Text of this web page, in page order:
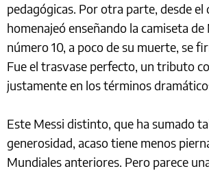
pedagógicas. Por otra parte, desde el
homenajeó enseñando la camiseta de
número 10, a poco de su muerte, se
Fue el trasvase perfecto, un tributo
justamente en los términos
Este Messi distinto, que ha sumado
generosidad, acaso tiene menos
Mundiales anteriores. Pero parece